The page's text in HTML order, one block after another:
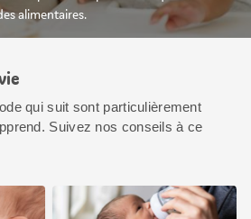
alimentaires.
qui suit sont particulièrement
Suivez nos conseils à ce